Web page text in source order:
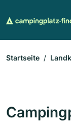
Startseite